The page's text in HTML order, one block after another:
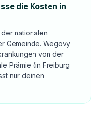
die Kosten in
nationalen
Gemeinde. Wegovy
von der
Prämie (in Freiburg
nur deinen